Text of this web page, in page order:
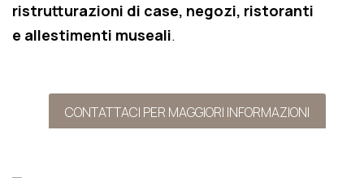
ristrutturazioni di case, negozi, ristoranti
e allestimenti museali.
CONTATTACI PER MAGGIORI INFORMAZIONI